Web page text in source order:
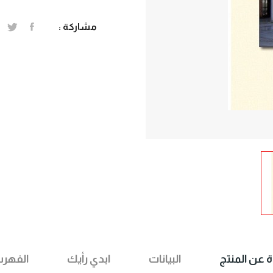
مشاركة :
عن المنتج البيانات ابدي رأيك